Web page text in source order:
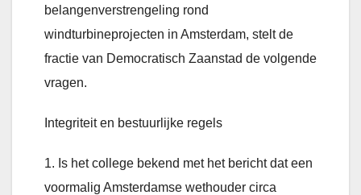
belangenverstrengeling rond
windturbineprojecten in Amsterdam, stelt de
fractie van Democratisch Zaanstad de volgende
vragen.
Integriteit en bestuurlijke regels
1. Is het college bekend met het bericht dat een
voormalig Amsterdamse wethouder circa